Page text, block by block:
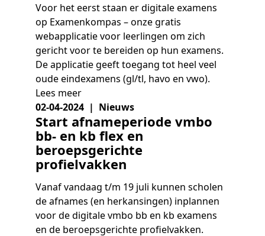
Voor het eerst staan er digitale examens
op Examenkompas – onze gratis
webapplicatie voor leerlingen om zich
gericht voor te bereiden op hun examens.
De applicatie geeft toegang tot heel veel
oude eindexamens (gl/tl, havo en vwo).
Lees meer
02-04-2024 | Nieuws
Start afnameperiode vmbo
bb- en kb flex en
beroepsgerichte
profielvakken
Vanaf vandaag t/m 19 juli kunnen scholen
de afnames (en herkansingen) inplannen
voor de digitale vmbo bb en kb examens
en de beroepsgerichte profielvakken.